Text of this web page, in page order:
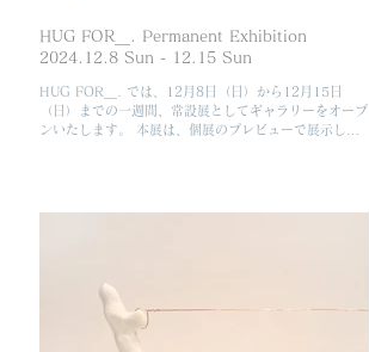
HUG FOR＿. Permanent Exhibition
2024.12.8 Sun - 12.15 Sun
HUG FOR＿. では、12月8日（日）から12月15日
（日）までの一週間、常設展としてギャラリーをオープ
ンいたします。 本展は、個展のプレビューで展示した